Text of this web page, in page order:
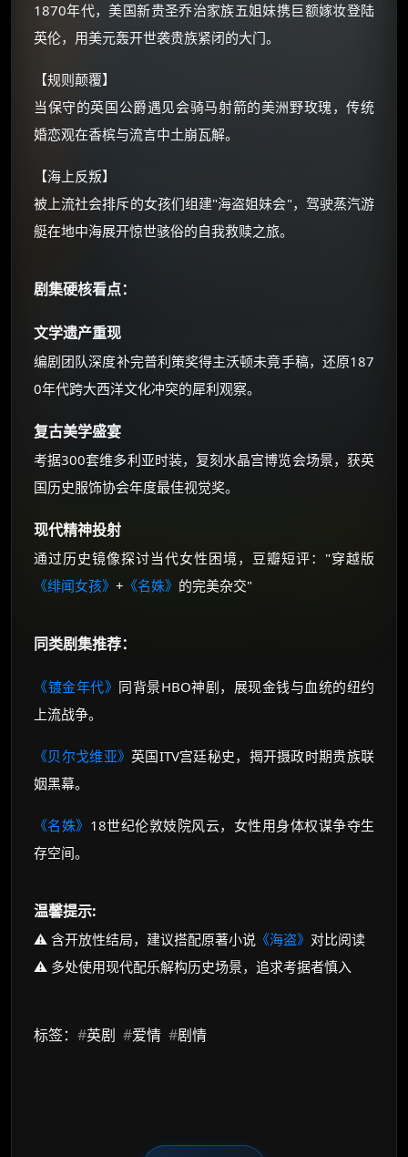
1870年代，美国新贵圣乔治家族五姐妹携巨额嫁妆登陆
英伦，用美元轰开世袭贵族紧闭的大门。
【规则颠覆】
当保守的英国公爵遇见会骑马射箭的美洲野玫瑰，传统
婚恋观在香槟与流言中土崩瓦解。
【海上反叛】
被上流社会排斥的女孩们组建"海盗姐妹会"，驾驶蒸汽游
艇在地中海展开惊世骇俗的自我救赎之旅。
剧集硬核看点：
文学遗产重现
编剧团队深度补完普利策奖得主沃顿未竟手稿，还原187
0年代跨大西洋文化冲突的犀利观察。
复古美学盛宴
考据300套维多利亚时装，复刻水晶宫博览会场景，获英
国历史服饰协会年度最佳视觉奖。
现代精神投射
通过历史镜像探讨当代女性困境，豆瓣短评："穿越版
《绯闻女孩》 + 《名姝》 的完美杂交"
同类剧集推荐：
《镀金年代》 同背景HBO神剧，展现金钱与血统的纽约
上流战争。
《贝尔戈维亚》英国ITV宫廷秘史，揭开摄政时期贵族联
姻黑幕。
《名姝》 18世纪伦敦妓院风云，女性用身体权谋争夺生
存空间。
温馨提示:
⚠️ 含开放性结局，建议搭配原著小说 《海盗》 对比阅读
⚠️ 多处使用现代配乐解构历史场景，追求考据者慎入
标签： #英剧 #爱情 #剧情
⚡ 前往【大淘客】领红包